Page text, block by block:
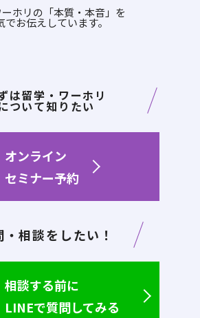
ホリの「本質・本音」を
でお伝えしています。
は留学・ワーホリ
ついて知りたい
オンライン
セミナー予約
・相談をしたい！
相談する前に
LINEで質問してみる